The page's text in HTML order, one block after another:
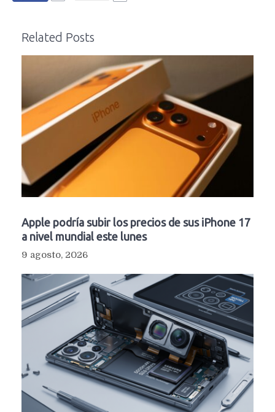
Related Posts
Apple podría subir los precios de sus iPhone 17
a nivel mundial este lunes
9 agosto, 2026